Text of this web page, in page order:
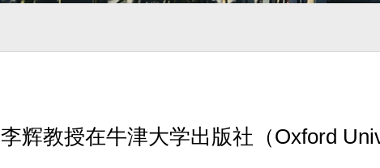
李辉教授在牛津大学出版社（Oxford